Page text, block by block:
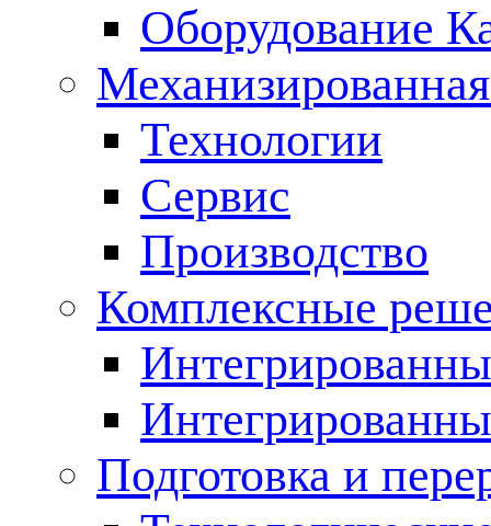
Оборудование
Технологии
Сервис
Производство
Комплексные
Подготовка и